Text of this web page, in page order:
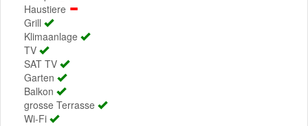
Haustiere
Grill
Klimaanlage
TV
SAT TV
Garten
Balkon
grosse Terrasse
Wi-Fi